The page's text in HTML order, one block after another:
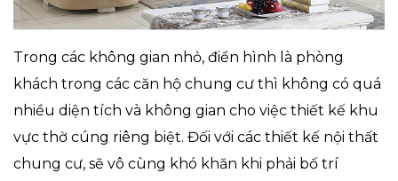
Trong các không gian nhỏ, điển hình là phòng
khách trong các căn hộ chung cư thì không có quá
nhiều diện tích và không gian cho việc thiết kế khu
vực thờ cúng riêng biệt. Đối với các thiết kế nội thất
chung cư, sẽ vô cùng khó khăn khi phải bố trí